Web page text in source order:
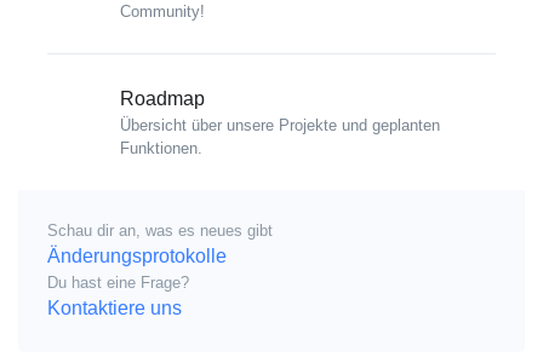
Community!
Roadmap
Übersicht über unsere Projekte und geplanten
Funktionen.
Schau dir an, was es neues gibt
Änderungsprotokolle
Du hast eine Frage?
Kontaktiere uns